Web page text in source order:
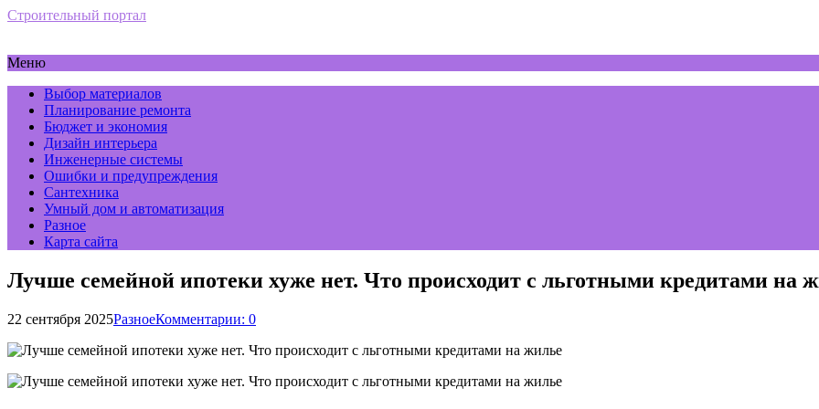
Строительный портал
Меню
Выбор материалов
Планирование ремонта
Бюджет и экономия
Дизайн интерьера
Инженерные системы
Ошибки и предупреждения
Сантехника
Умный дом и автоматизация
Разное
Карта сайта
Лучше семейной ипотеки хуже нет. Что происходит с льготными кредитами на
22 сентября 2025РазноеКомментарии: 0